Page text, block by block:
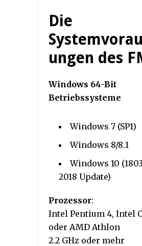
Die
ungen des
Windows 64-Bit
Betriebssysteme
Windows 7 (SP1)
Windows 8/8.1
Windows 10
2018 Update)
Prozessor:
Intel Pentium 4, Intel
oder AMD Athlon
2.2 GHz oder mehr